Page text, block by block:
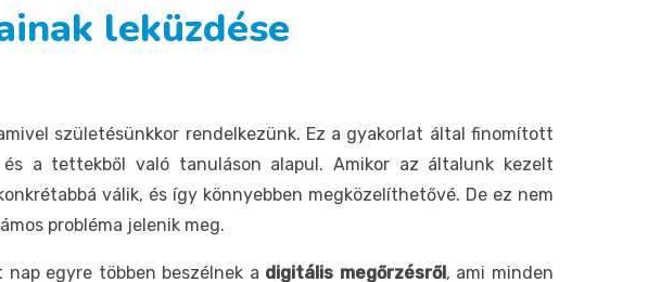
leküzdése
születésünkkor rendelkezünk. Ez a gyakorlat által finomított
a tettekből való tanuláson alapul. Amikor az általunk kezelt
válik, és így könnyebben megközelíthetővé. De ez nem
probléma jelenik meg.
egyre többen beszélnek a digitális megőrzésről, ami minden